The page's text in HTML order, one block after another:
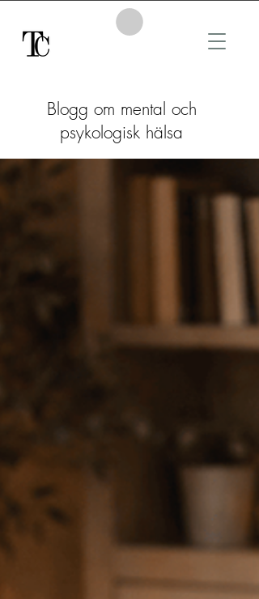
Blogg om mental och
psykologisk hälsa